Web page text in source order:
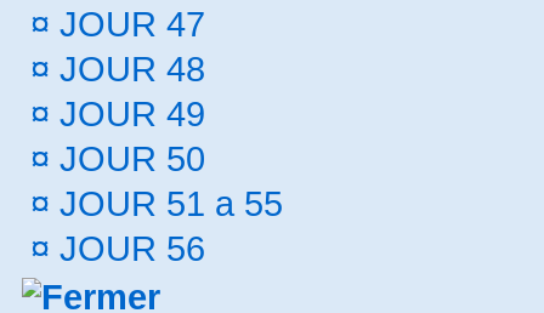
¤ JOUR 47
¤ JOUR 48
¤ JOUR 49
¤ JOUR 50
¤ JOUR 51 a 55
¤ JOUR 56